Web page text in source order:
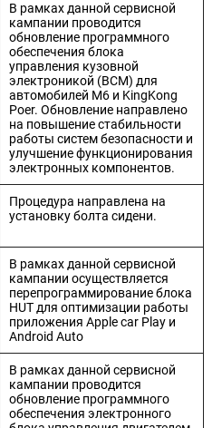
КУПИТЬ ОНЛАЙН
8 (771) 949
99 00
Mycar
Astana
В рамках данной сервисной
кампании проводится
обновление программного
обеспечения блока
управления кузовной
электроникой (BCM) для
автомобилей M6 и KingKong
Poer. Обновление направлено
на повышение стабильности
работы систем безопасности и
улучшение функционирования
электронных компонентов.
Процедура направлена на
установку болта сидени.
В рамках данной сервисной
кампании осуществляется
перепрограммирование блока
HUT для оптимизации работы
приложения Apple car Play и
Android Auto
В рамках данной сервисной
кампании проводится
обновление программного
обеспечения электронного